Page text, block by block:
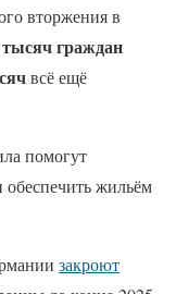
вторжения в
тысяч граждан
всё ещё
помогут
обеспечить жильём
закроют